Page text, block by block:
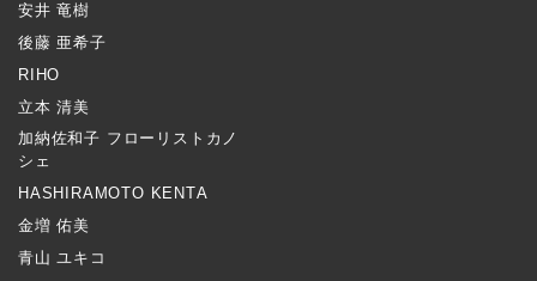
安井 竜樹
後藤 亜希子
RIHO
立本 清美
加納佐和子 フローリストカノ
シェ
HASHIRAMOTO KENTA
金増 佑美
青山 ユキコ